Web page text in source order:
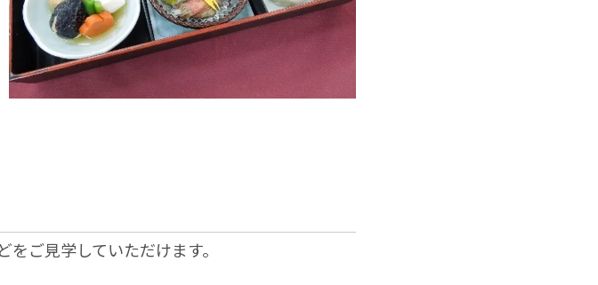
ご見学していただけます。